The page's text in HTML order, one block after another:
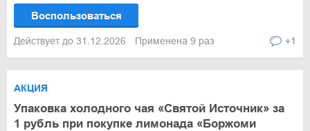
Воспользоваться
Действует до 31.12.2026 Применена 9 раз +1
АКЦИЯ
Упаковка холодного чая «Святой Источник» за
1 рубль при покупке лимонада «Боржоми